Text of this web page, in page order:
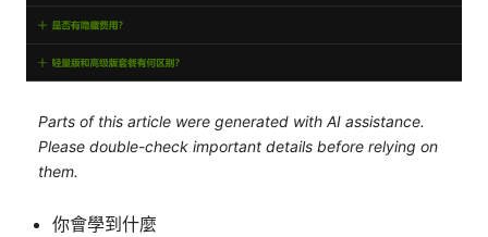
Parts of this article were generated with AI assistance.
Please double-check important details before relying on
them.
你會學到什麼